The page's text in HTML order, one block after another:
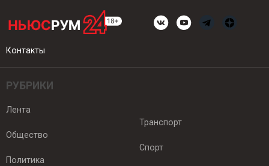
Контакты
РУБРИКИ
Лента
Общество
Политика
Транспорт
Спорт